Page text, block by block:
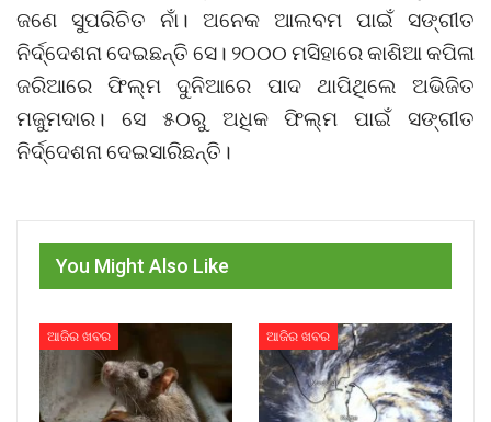
ଜଣେ ସୁପରିଚିତ ନାଁ। ଅନେକ ଆଲବମ ପାଇଁ ସଙ୍ଗୀତ
ନିର୍ଦ୍ଦେଶନା ଦେଇଛନ୍ତି ସେ। ୨୦୦୦ ମସିହାରେ କାଶିଆ କପିଳା
ଜରିଆରେ ଫିଲ୍ମ ଦୁନିଆରେ ପାଦ ଥାପିଥିଲେ ଅଭିଜିତ
ମଜୁମଦାର। ସେ ୫୦ରୁ ଅଧିକ ଫିଲ୍ମ ପାଇଁ ସଙ୍ଗୀତ
ନିର୍ଦ୍ଦେଶନା ଦେଇସାରିଛନ୍ତି।
You Might Also Like
ଆଜିର ଖବର ଆଜିର ଖବର